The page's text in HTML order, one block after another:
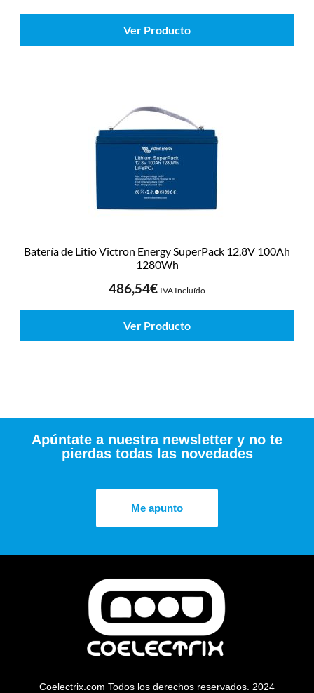
Ver Producto
Batería de Litio Victron Energy SuperPack 12,8V 100Ah
1280Wh
486,54€ IVA Incluído
Ver Producto
Apúntate a nuestra newsletter y no te
pierdas todas las novedades
Me apunto
Coelectrix.com Todos los derechos reservados. 2024